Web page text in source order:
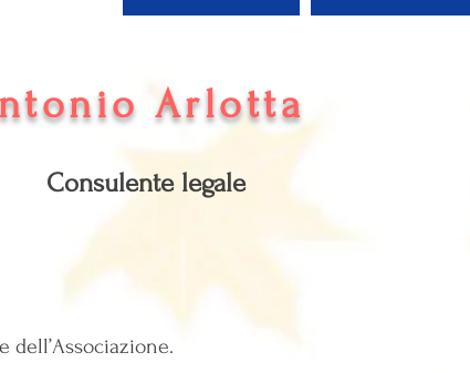
Arlotta
Consulente legale
dell’Associazione.